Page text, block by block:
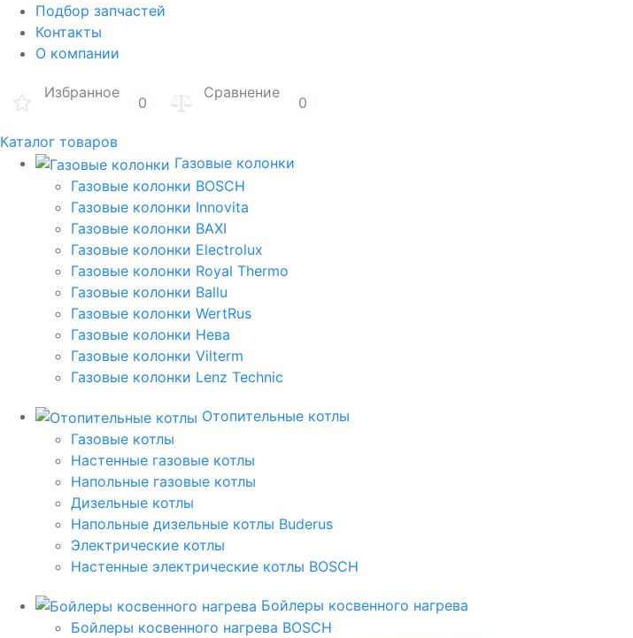
Подбор запчастей
Контакты
О компании
Избранное
0
Сравнение
0
Каталог товаров
Газовые колонки
Газовые колонки BOSCH
Газовые колонки Innovita
Газовые колонки BAXI
Газовые колонки Electrolux
Газовые колонки Royal Thermo
Газовые колонки Ballu
Газовые колонки WertRus
Газовые колонки Нева
Газовые колонки Vilterm
Газовые колонки Lenz Technic
Отопительные котлы
Газовые котлы
Настенные газовые котлы
Напольные газовые котлы
Дизельные котлы
Напольные дизельные котлы Buderus
Электрические котлы
Настенные электрические котлы BOSCH
Бойлеры косвенного нагрева
Бойлеры косвенного нагрева BOSCH